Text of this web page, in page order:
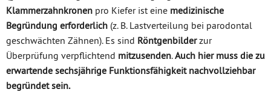
Klammerzahnkronen pro Kiefer ist eine medizinische
Begründung erforderlich (z. B. Lastverteilung bei parodontal
geschwächten Zähnen). Es sind Röntgenbilderzur
Überprüfung verpflichtend mitzusenden.Auch hier muss die zu
erwartende sechsjährige Funktionsfähigkeit nachvollziehbar
begründet sein.